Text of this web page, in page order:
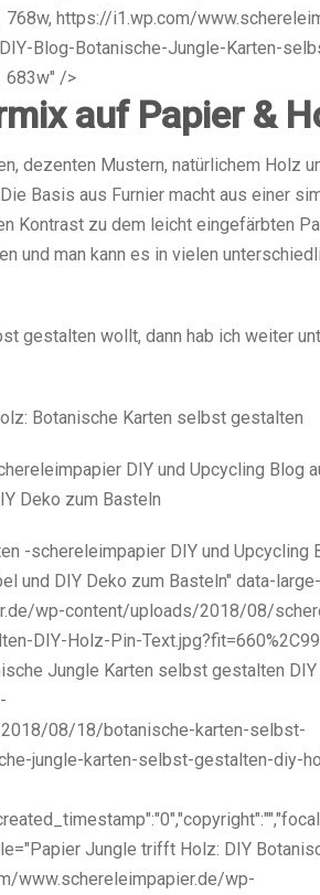
https://i1.wp.com/
Blog-Botanische-Jungle-Karten-
683w" />
auf Papier &
dezenten Mustern, natürlichem Holz
Basis aus Furnier macht aus einer
Kontrast zu dem leicht eingefärbten
und man kann es in vielen
gestalten wollt, dann hab ich weiter
DIY und Upcycling Blog
Deko zum Basteln
-schereleimpapier DIY und Upcycling
und DIY Deko zum Basteln" data-large-
wp-content/uploads/2018/08/
DIY-Holz-Pin-
Jungle Karten selbst gestalten
08/18/botanische-karten-selbst-
jungle-karten-selbst-gestalten-diy-
Jungle trifft Holz: DIY
www.schereleimpapier.de/wp-